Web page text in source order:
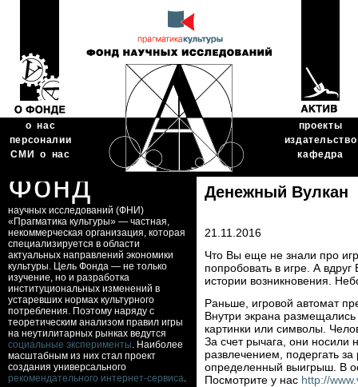
о нас
персоналии
СМИ о нас
проекты
издательство
кафедра
Фонд
научных исследований (ФНИ)
«Прагматика культуры» — частная,
некоммерческая организация, которая
специализируется в области
актуальных направлений экономики
культуры. Цель Фонда — не только
изучение, но и разработка
институциональных изменений в
устаревших нормах культурного
потребления. Поэтому наряду с
теоретическим анализом правил игры
на неутилитарных рынках ведутся
социальные эксперименты. Наиболее
масштабным из них стал проект
создания универсального
рекомендательного интернет-сервиса.
Денежный Вулкан
21.11.2016
Что Вы еще не знали про
попробовать в игре. А
истории возникновения.
Раньше, игровой автомат
Внутри экрана
картинки или символы.
За счет рычага, они носили
развлечением, подергать
определенный выигрыш. В
Посмотрите у нас http://